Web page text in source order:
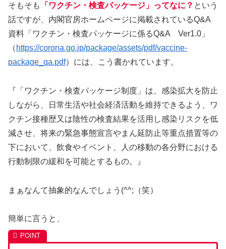
そもそも 「ワクチン・検査パッケージ」ってなに？ という
話ですが、内閣官房ホームページに掲載されているQ&A
資料「ワクチン・検査パッケージに係るQ&A Ver1.0」
（ https://corona.go.jp/package/assets/pdf/vaccine-
package_qa.pdf）には、こう書かれています。
『「ワクチン・検査パッケージ制度」は、感染拡大を防止
しながら、日常生活や社会経済活動を維持できるよう、ワ
クチン接種歴又は陰性の検査結果を活用し感染リスクを低
減させ、将来の緊急事態宣言やまん延防止等重点措置等の
下において、飲食やイベント、人の移動の各分野における
行動制限の緩和を可能とするもの。』
まぁなんて抽象的なんでしょう(^^;（笑）
簡単に言うと、